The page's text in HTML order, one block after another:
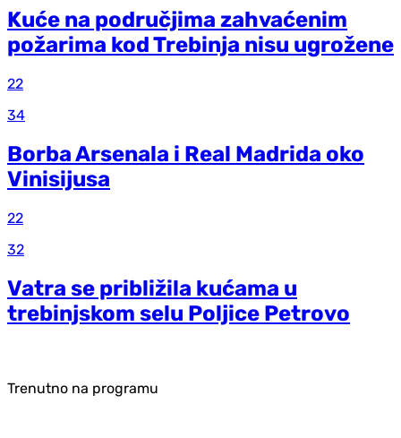
Kuće na područjima zahvaćenim
požarima kod Trebinja nisu ugrožene
22
34
Borba Arsenala i Real Madrida oko
Vinisijusa
22
32
Vatra se približila kućama u
trebinjskom selu Poljice Petrovo
Trenutno na programu